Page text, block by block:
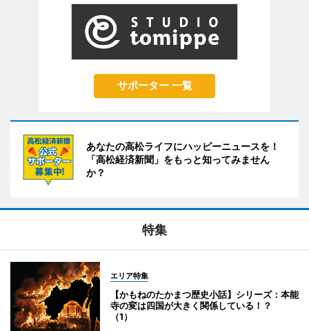
サポーター 一覧
あなたの高松ライフにハッピーニュースを！
「高松経済新聞」をもっと知ってみません
か？
特集
エリア特集
【かもねのたかまつ歴史小話】シリーズ：本能
寺の変は四国が大きく関係している！？
（1）